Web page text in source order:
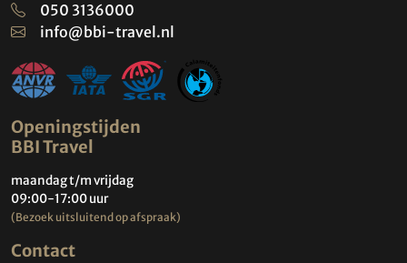
050 3136000
info@bbi-travel.nl
Openingstijden
BBI Travel
maandag t/m vrijdag
09:00-17:00 uur
(Bezoek uitsluitend op afspraak)
Contact